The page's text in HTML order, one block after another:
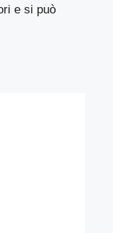
e si può